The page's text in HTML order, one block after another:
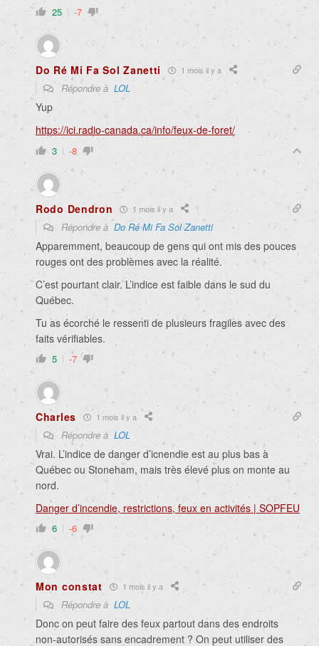
25 -7
Do Ré Mi Fa Sol Zanetti 1 mois il y a
Répondre à LOL
Yup
https://ici.radio-canada.ca/info/feux-de-foret/
3 -8
Rodo Dendron 1 mois il y a
Répondre à Do Ré Mi Fa Sol Zanetti
Apparemment, beaucoup de gens qui ont mis des pouces
rouges ont des problèmes avec la réalité.
C’est pourtant clair. L’indice est faible dans le sud du
Québec.
Tu as écorché le ressenti de plusieurs fragiles avec des
faits vérifiables.
5 -7
Charles 1 mois il y a
Répondre à LOL
Vrai. L’indice de danger d’icnendie est au plus bas à
Québec ou Stoneham, mais très élevé plus on monte au
nord.
Danger d’incendie, restrictions, feux en activités | SOPFEU
6 -6
Mon constat 1 mois il y a
Répondre à LOL
Donc on peut faire des feux partout dans des endroits
non-autorisés sans encadrement ? On peut utiliser des